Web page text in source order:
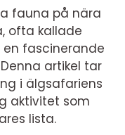
fauna på nära
ofta kallade
en fascinerande
artikel tar
i älgsafariens
aktivitet som
lista.